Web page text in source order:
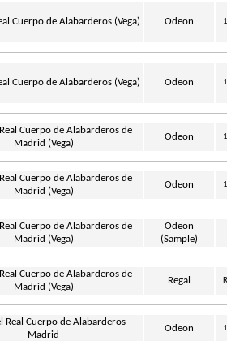
Cuerpo de Alabarderos (Vega) Odeon
Cuerpo de Alabarderos (Vega) Odeon
Cuerpo de Alabarderos de
Madrid (Vega)
Odeon
Cuerpo de Alabarderos de
Madrid (Vega)
Odeon
Cuerpo de Alabarderos de
Madrid (Vega)
Odeon
(Sample)
Cuerpo de Alabarderos de
Madrid (Vega)
Regal
Real Cuerpo de Alabarderos
Madrid
Odeon